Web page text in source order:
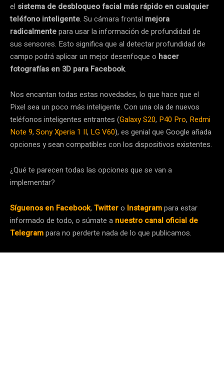
el sistema de desbloqueo facial más rápido en cualquier
teléfono inteligente. Su cámara frontal mejora
radicalmentepara usar la información de profundidad de
sus sensores. Esto significa que al detectar profundidad de
campo podrá aplicar un mejor desenfoque o hacer
fotografías en 3D para Facebook.
Nos encantan todas estas novedades, lo que hace que el
Pixel sea un poco más inteligente. Con una ola de nuevos
teléfonos inteligentes entrantes (Galaxy S20, P40 Pro, Redmi
Note 9, Sony Xperia 1 II, LG V60), es genial que Google añada
opciones y sean compatibles con los dispositivos existentes.
¿Qué te parecen todas las opciones que se van a
implementar?
Síguenos en Facebook, Twittero Instagrampara estar
informado de todo, o súmate a nuestro canal oficial de
Telegrampara no perderte nada de lo que publicamos.